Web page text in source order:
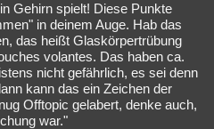
Gehirn spielt! Diese Punkte
in deinem Auge. Hab das
das heißt Glaskörpertrübung
volantes. Das haben ca.
nicht gefährlich, es sei denn
kann das ein Zeichen der
Offtopic gelabert, denke auch,
war."